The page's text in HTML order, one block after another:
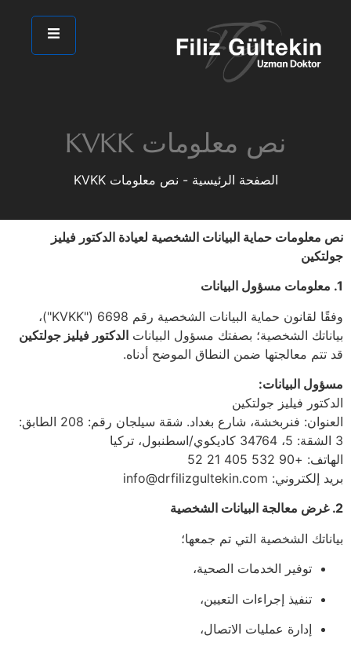
نص معلومات KVKK
الصفحة الرئيسية - نص معلومات KVKK
نص معلومات حماية البيانات الشخصية لعيادة الدكتور فيليز
جولتكين
1. معلومات مسؤول البيانات
وفقًا لقانون حماية البيانات الشخصية رقم 6698 ("KVKK")،
بياناتك الشخصية؛ بصفتك مسؤول البيانات الدكتور فيليز جولتكين
قد تتم معالجتها ضمن النطاق الموضح أدناه.
مسؤول البيانات:
الدكتور فيليز جولتكين
العنوان: فنربخشة، شارع بغداد. شقة سيلجان رقم: 208 الطابق:
3 الشقة: 5، 34764 كاديكوي/اسطنبول، تركيا
الهاتف: +90 532 405 21 52
بريد إلكتروني: info@drfilizgultekin.com
2. غرض معالجة البيانات الشخصية
بياناتك الشخصية التي تم جمعها؛
توفير الخدمات الصحية،
تنفيذ إجراءات التعيين،
إدارة عمليات الاتصال،